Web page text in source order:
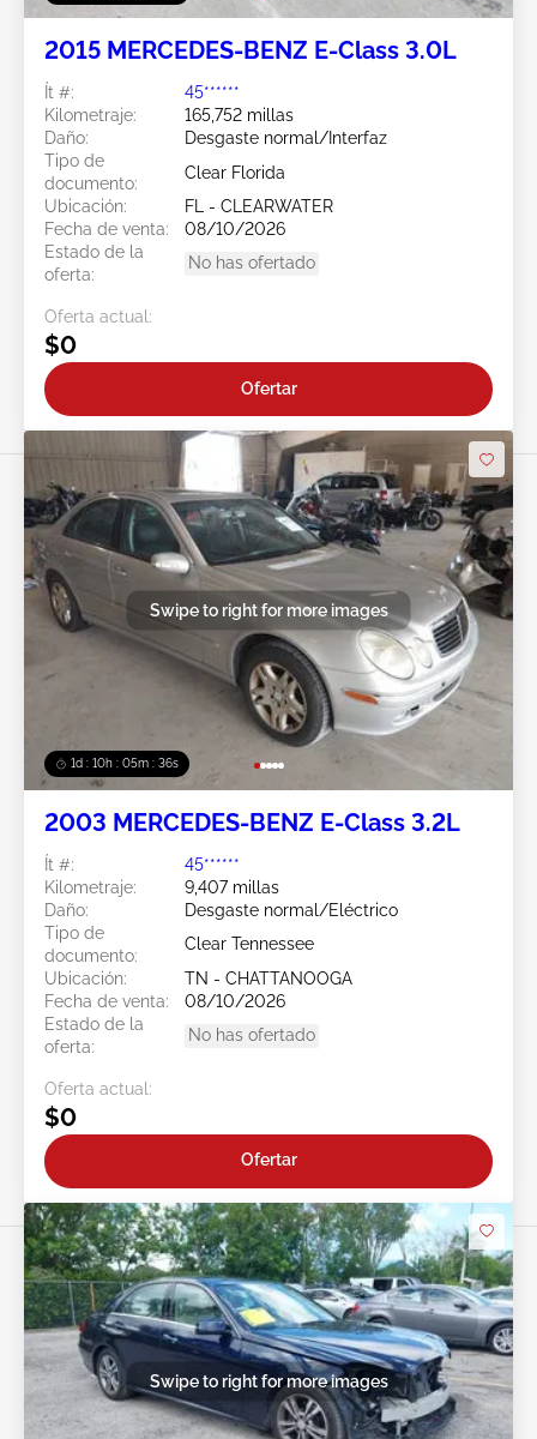
2015 MERCEDES-BENZ E-Class 3.0L
Ít #:
45******
Kilometraje:
165,752 millas
Daño:
Desgaste normal/Interfaz
Tipo de
documento:
Clear Florida
Ubicación:
FL - CLEARWATER
Fecha de venta:
08/10/2026
Estado de la
oferta:
No has ofertado
Oferta actual:
$0
Ofertar
1d : 10h : 05m : 34s
Swipe to right for more images
2003 MERCEDES-BENZ E-Class 3.2L
Ít #:
45******
Kilometraje:
9,407 millas
Daño:
Desgaste normal/Eléctrico
Tipo de
documento:
Clear Tennessee
Ubicación:
TN - CHATTANOOGA
Fecha de venta:
08/10/2026
Estado de la
oferta:
No has ofertado
Oferta actual:
$0
Ofertar
Swipe to right for more images